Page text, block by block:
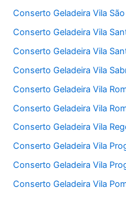
Conserto Geladeira Vila
Conserto Geladeira Vila
Conserto Geladeira Vila
Conserto Geladeira Vila
Conserto Geladeira Vila
Conserto Geladeira Vila
Conserto Geladeira Vila
Conserto Geladeira Vila
Conserto Geladeira Vila
Conserto Geladeira Vila